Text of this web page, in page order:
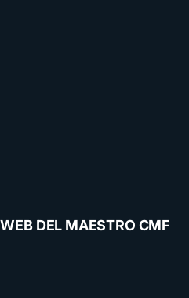
DEL MAESTRO CMF